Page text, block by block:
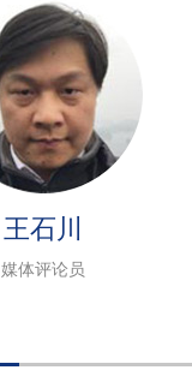
王石川
媒体评论员